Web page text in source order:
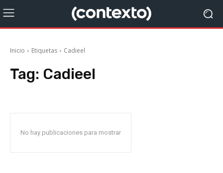
Inicio Etiquetas Cadieel
Tag: Cadieel
No hay publicaciones para mostrar